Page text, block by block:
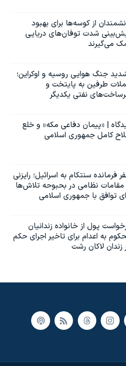
از کوسه‌ها برای بهبود
شدت توفان‌های دریایی
می‌گیرند
جنگ هوایی روسیه و اوکراین؛
طرفین به پایتخت‌ و
نفتی یکدیگر
| «پیمان دفاعی مکه» و خلع
کامل جمهوری اسلامی
فرمانده سنتکام به اسرائیل؛ رایزنی
مقامات نظامی در بحبوحه تلاش‌ها
توافق با جمهوری اسلامی
پول از خانواده زندانیان
به‌ اعدام برای تاخیر اجرای حکم
زندان لاکان رشت